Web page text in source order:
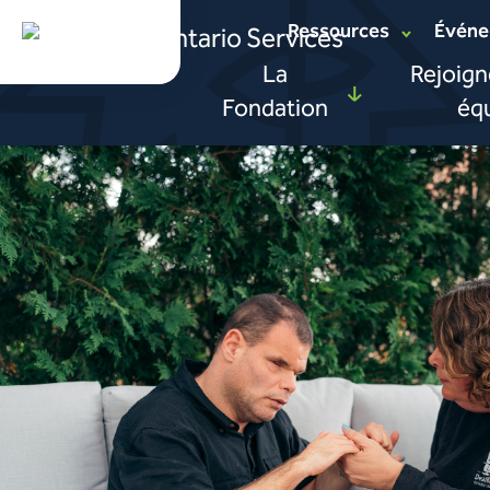
La
Fondation
Faire un don
Témoignages liés à la Fondation
À propos de la Fondation
Sortes de dons
Nos priorités de financement
Nos soutiens
Possibilités de
Devenir
Ressources
Outils, liens et téléchargements
Foire aux questions
Ateliers